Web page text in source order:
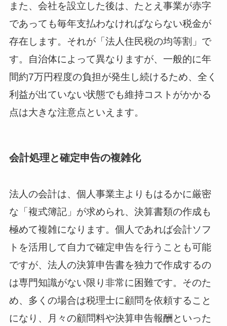
また、会社を設立した後は、たとえ事業が赤字
であっても毎年支払わなければならない税金が
存在します。それが「法人住民税の均等割」で
す。自治体によって異なりますが、一般的に年
間約7万円程度の負担が発生し続けるため、全く
利益が出ていない状態でも維持コストがかかる
点は大きな注意点といえます。
会計処理と確定申告の複雑化
法人の会計は、個人事業主よりもはるかに厳密
な「複式簿記」が求められ、決算書類の作成も
極めて複雑になります。個人であれば会計ソフ
トを活用して自力で確定申告を行うことも可能
ですが、法人の決算申告書を独力で作成するの
は専門知識がない限り非常に困難です。そのた
め、多くの場合は税理士に顧問を依頼すること
になり、月々の顧問料や決算申告報酬といった